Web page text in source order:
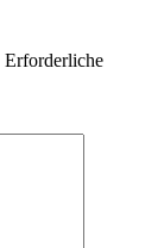
Erforderliche